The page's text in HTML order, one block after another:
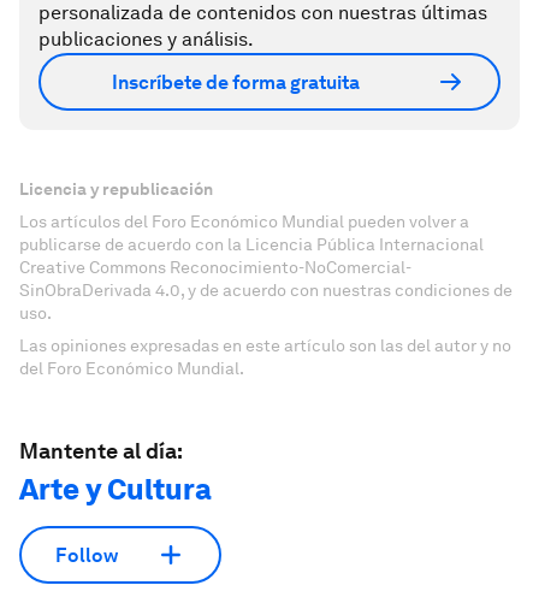
personalizada de contenidos con nuestras últimas
publicaciones y análisis.
Inscríbete de forma gratuita
Licencia y republicación
Los artículos del Foro Económico Mundial pueden volver a
publicarse de acuerdo con la Licencia Pública Internacional
Creative Commons Reconocimiento-NoComercial-
SinObraDerivada 4.0, y de acuerdo con nuestras condiciones de
uso.
Las opiniones expresadas en este artículo son las del autor y no
del Foro Económico Mundial.
Mantente al día:
Arte y Cultura
Follow